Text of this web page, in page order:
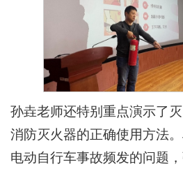
孙垚老师还特别重点演示了灭
消防灭火器的正确使用方法
电动自行车事故频发的问题